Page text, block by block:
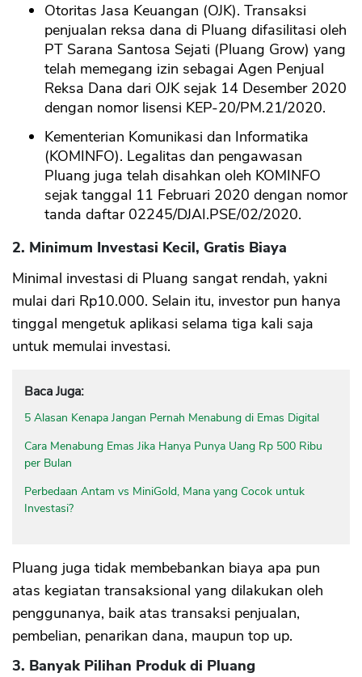
Otoritas Jasa Keuangan (OJK). Transaksi
penjualan reksa dana di Pluang difasilitasi oleh
PT Sarana Santosa Sejati (Pluang Grow) yang
telah memegang izin sebagai Agen Penjual
Reksa Dana dari OJK sejak 14 Desember 2020
dengan nomor lisensi KEP-20/PM.21/2020.
Kementerian Komunikasi dan Informatika
(KOMINFO). Legalitas dan pengawasan
Pluang juga telah disahkan oleh KOMINFO
sejak tanggal 11 Februari 2020 dengan nomor
tanda daftar 02245/DJAI.PSE/02/2020.
2. Minimum Investasi Kecil, Gratis Biaya
Minimal investasi di Pluang sangat rendah, yakni
mulai dari Rp10.000. Selain itu, investor pun hanya
tinggal mengetuk aplikasi selama tiga kali saja
untuk memulai investasi.
Baca Juga:
5 Alasan Kenapa Jangan Pernah Menabung di Emas Digital
Cara Menabung Emas Jika Hanya Punya Uang Rp 500 Ribu
per Bulan
Perbedaan Antam vs MiniGold, Mana yang Cocok untuk
Investasi?
Pluang juga tidak membebankan biaya apa pun
atas kegiatan transaksional yang dilakukan oleh
penggunanya, baik atas transaksi penjualan,
pembelian, penarikan dana, maupun top up.
3. Banyak Pilihan Produk di Pluang